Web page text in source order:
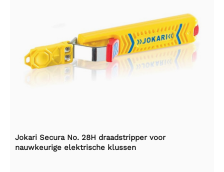
Jokari Secura No. 28H draadstripper voor
nauwkeurige elektrische klussen